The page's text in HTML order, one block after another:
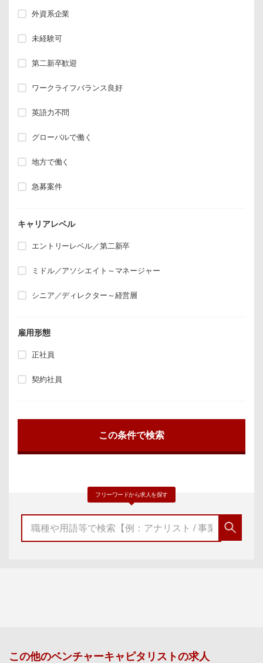
外資系企業
未経験可
第二新卒歓迎
ワークライフバランス良好
英語力不問
グローバルで働く
地方で働く
急募案件
キャリアレベル
エントリーレベル／第二新卒
ミドル／アソシエイト～マネージャー
シニア／ディレクター～経営層
雇用形態
正社員
契約社員
フリーワードから求人を探す
この他のベンチャーキャピタリストの求人